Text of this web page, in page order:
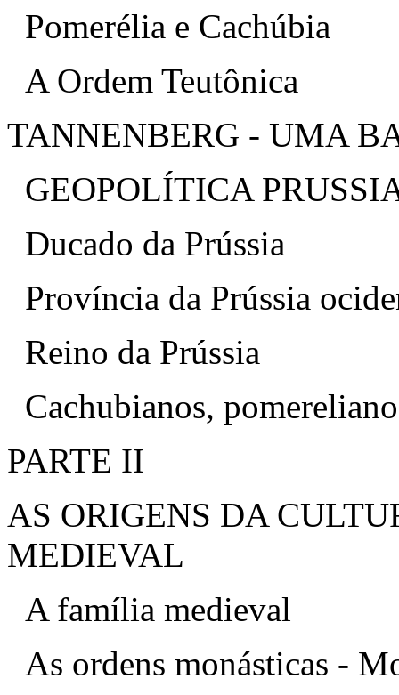
Pomerélia e Cachúbia
A Ordem Teutônica
TANNENBERG - UMA
GEOPOLÍTICA
Ducado da Prússia
Província da Prússia
Reino da Prússia
Cachubianos,
PARTE II
AS ORIGENS DA
MEDIEVAL
A família medieval
As ordens monásticas -